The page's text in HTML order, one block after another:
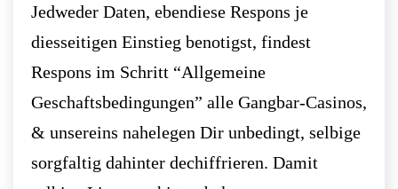
Jedweder Daten, ebendiese Respons je
diesseitigen Einstieg benotigst, findest
Respons im Schritt “Allgemeine
Geschaftsbedingungen” alle Gangbar-Casinos,
& unsereins nahelegen Dir unbedingt, selbige
sorgfaltig dahinter dechiffrieren. Damit